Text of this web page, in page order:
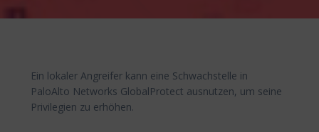
Ein lokaler Angreifer kann eine Schwachstelle in
PaloAlto Networks GlobalProtect ausnutzen, um seine
Privilegien zu erhöhen.